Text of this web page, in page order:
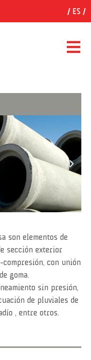
ES
son elementos de
sección exterior
con unión
goma.
sin presión,
de pluviales de
, entre otros.